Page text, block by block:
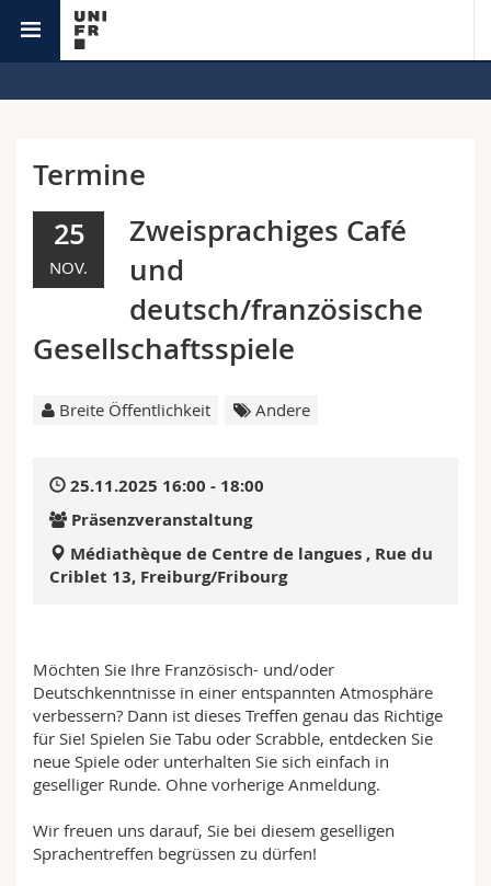
Campus
Forschung
Theologische Fak.
Rechtswissenschaftliche Fak.
Interfakultär
Informationen für
Studieninteressierte
Mitarbeitende
Doktorierende
Ressourcen
Webmail
Vorlesungsverzeichnis
Termine
25
NOV.
Zweisprachiges Café
und
deutsch/französische
Gesellschaftsspiele
Breite Öffentlichkeit Andere
25.11.2025 16:00 - 18:00
Präsenzveranstaltung
Médiathèque de Centre de langues , Rue du
Criblet 13, Freiburg/Fribourg
Möchten Sie Ihre Französisch- und/oder
Deutschkenntnisse in einer entspannten Atmosphäre
verbessern? Dann ist dieses Treffen genau das Richtige
für Sie! Spielen Sie Tabu oder Scrabble, entdecken Sie
neue Spiele oder unterhalten Sie sich einfach in
geselliger Runde. Ohne vorherige Anmeldung.
Wir freuen uns darauf, Sie bei diesem geselligen
Sprachentreffen begrüssen zu dürfen!